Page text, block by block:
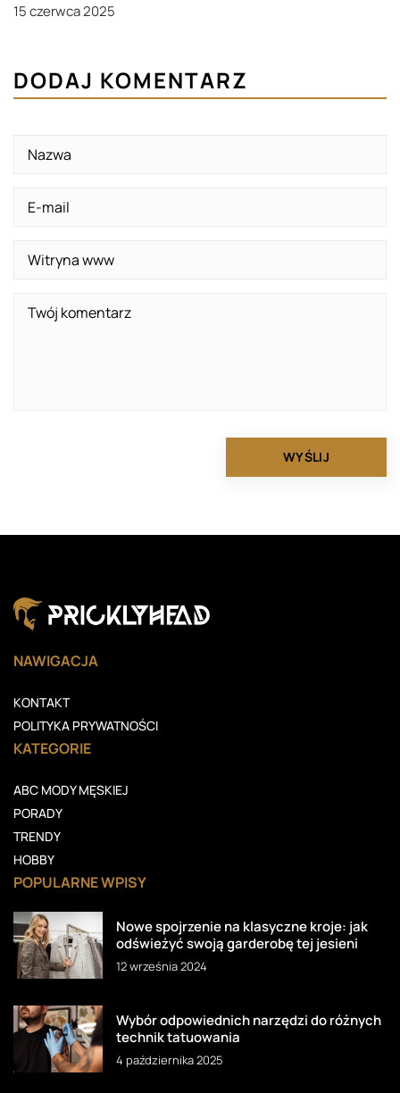
15 czerwca 2025
DODAJ KOMENTARZ
NAWIGACJA
KONTAKT
POLITYKA PRYWATNOŚCI
KATEGORIE
ABC MODY MĘSKIEJ
PORADY
TRENDY
HOBBY
POPULARNE WPISY
Nowe spojrzenie na klasyczne kroje: jak
odświeżyć swoją garderobę tej jesieni
12 września 2024
Wybór odpowiednich narzędzi do różnych
technik tatuowania
4 października 2025